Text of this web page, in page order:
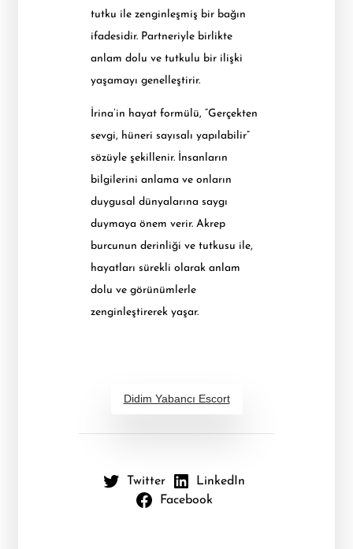
tutku ile zenginleşmiş bir bağın
ifadesidir. Partneriyle birlikte
anlam dolu ve tutkulu bir ilişki
yaşamayı genelleştirir.
İrina’in hayat formülü, “Gerçekten
sevgi, hüneri sayısalı yapılabilir”
sözüyle şekillenir. İnsanların
bilgilerini anlama ve onların
duygusal dünyalarına saygı
duymaya önem verir. Akrep
burcunun derinliği ve tutkusu ile,
hayatları sürekli olarak anlam
dolu ve görünümlerle
zenginleştirerek yaşar.
Didim Yabancı Escort
Twitter
LinkedIn
Facebook